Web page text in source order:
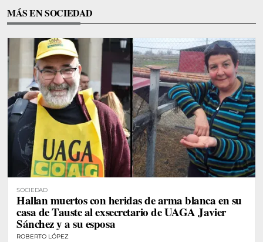
MÁS EN SOCIEDAD
SOCIEDAD
Hallan muertos con heridas de arma blanca en su
casa de Tauste al exsecretario de UAGA Javier
Sánchez y a su esposa
ROBERTO LÓPEZ